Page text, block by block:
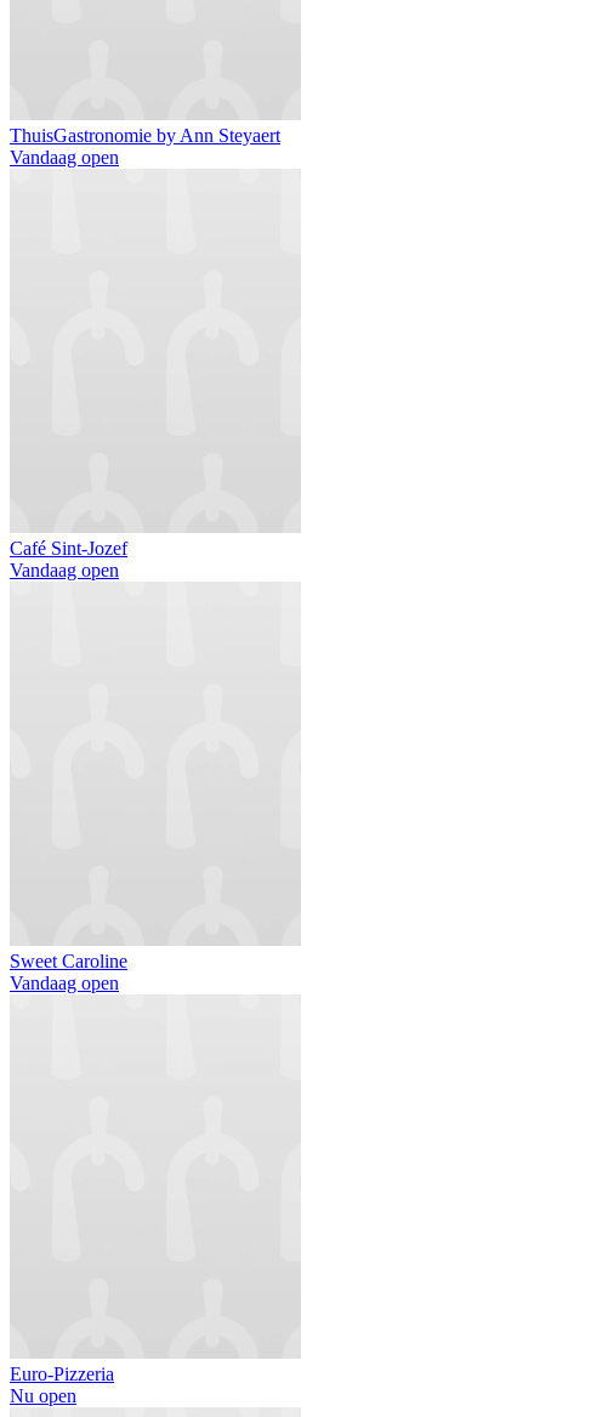
ThuisGastronomie by Ann Steyaert
Vandaag open
Café Sint-Jozef
Vandaag open
Sweet Caroline
Vandaag open
Euro-Pizzeria
Nu open